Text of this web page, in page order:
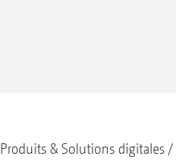
Produits & Solutions digitales